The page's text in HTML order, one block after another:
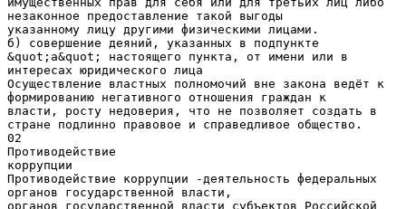
незаконное предоставление такой выгоды
указанному лицу другими физическими лицами.
б) совершение деяний, указанных в подпункте
&quot;а&quot; настоящего пункта, от имени или в
интересах юридического лица
Осуществление властных полномочий вне закона ведёт к
формированию негативного отношения граждан к
власти, росту недоверия, что не позволяет создать в
стране подлинно правовое и справедливое общество.
02
Противодействие
коррупции
Противодействие коррупции -деятельность федеральных
органов государственной власти,
органов государственной власти субъектов Российской